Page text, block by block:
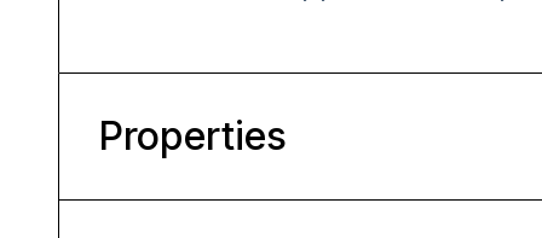
Properties